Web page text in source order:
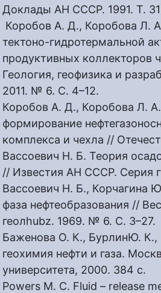
Доклады АН СССР. 1991. Т.
Коробов А. Д., Коробова Л.
тектоно-гидротермальной
продуктивных коллекторов
Геология, геофизика и
2011. № 6. С. 4–12.
Коробов А. Д., Коробова Л.
формирование
комплекса и чехла //
Вассоевич Н. Б. Теория
// Известия АН СССР. Серия
Вассоевич Н. Б., Корчагина
фаза нефтеобразования //
геолhubz. 1969. № 6. С. 3–27.
Баженова О. К., БурлинЮ. К.,
геохимия нефти и газа.
университета, 2000. 384 с.
Powers M. C. Fluid – release